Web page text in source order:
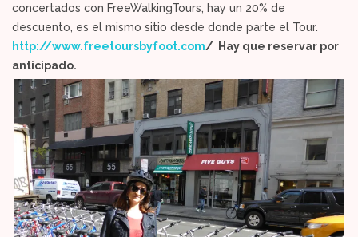
concertados con FreeWalkingTours, hay un 20% de
descuento, es el mismo sitio desde donde parte el Tour.
http://www.freetoursbyfoot.com/ Hay que reservar por
anticipado.